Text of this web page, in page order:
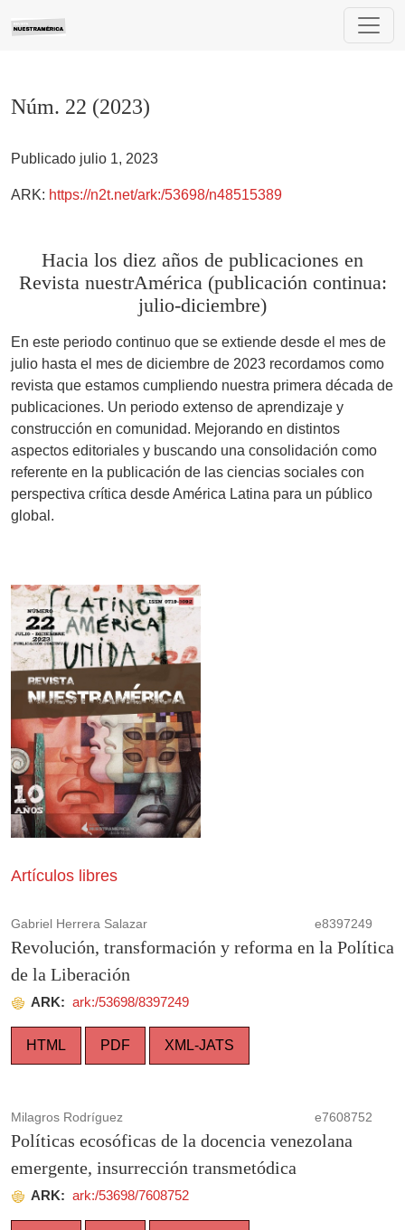
Núm. 22 (2023): Hacia los diez años de publicaciones en
Núm. 22 (2023)
Publicado julio 1, 2023
ARK: https://n2t.net/ark:/53698/n48515389
Hacia los diez años de publicaciones en
Revista nuestrAmérica (publicación continua:
julio-diciembre)
En este periodo continuo que se extiende desde el mes de
julio hasta el mes de diciembre de 2023 recordamos como
revista que estamos cumpliendo nuestra primera década de
publicaciones. Un periodo extenso de aprendizaje y
construcción en comunidad. Mejorando en distintos
aspectos editoriales y buscando una consolidación como
referente en la publicación de las ciencias sociales con
perspectiva crítica desde América Latina para un público
global.
Artículos libres
Gabriel Herrera Salazar e8397249
Revolución, transformación y reforma en la Política
de la Liberación
ARK: ark:/53698/8397249
HTML PDF XML-JATS
Milagros Rodríguez e7608752
Políticas ecosóficas de la docencia venezolana
emergente, insurrección transmetódica
ARK: ark:/53698/7608752